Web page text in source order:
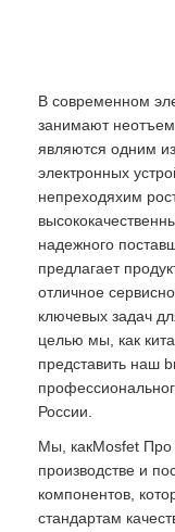
В современном
занимают
являются одним
электронных
непреходяхим
надежного
предлагает
отличное
ключевых задач
целью мы, как
представить наш
России.
Мы, какMosfet Про
производстве и
компонентов,
стандартам